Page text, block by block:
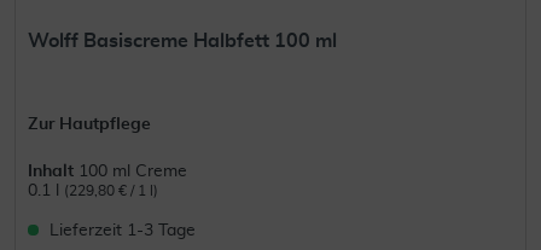
Wolff Basiscreme Halbfett 100 ml
Zur Hautpflege
Inhalt 100 ml Creme
0.1 l
(229,80 € / 1 l)
Lieferzeit 1-3 Tage